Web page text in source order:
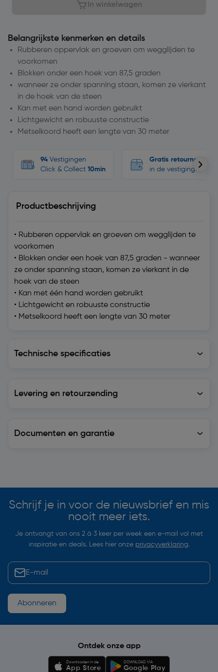
In winkelwagen
Belangrijkste kenmerken en details
Rubberen oppervlak en groeven om wegglijden te
voorkomen
Blokken onder een hoek van 87,5 graden
wanneer ze onder spanning staan, komen ze vierkant
in de hoek van de steen
Kan met een hand worden gebruikt
Lichtgewicht en robuuste constructie
Metselkoord heeft een lengte van 30 meter
94 Vestigingen
Click & Collect 10min
Gratis retourneren
in de vestigingen
Productbeschrijving
• Rubberen oppervlak en groeven om wegglijden te
voorkomen
• Blokken onder een hoek van 87,5 graden - wanneer
ze onder spanning staan, komen ze vierkant in de
hoek van de steen
• Kan met één hand worden gebruikt
• Lichtgewicht en robuuste constructie
• Metselkoord heeft een lengte van 30 meter
Technische specificaties
Levering en retourzending
Documenten en garantie
Schrijf je in voor de nieuwsbrief en mis
nooit meer iets.
Je ontvangt van ons 2 à 3 keer per week een e-mail vol met
inspiratie en deals. Lees hier onze privacyverklaring.
Abonneren
Ontdek onze app
Downloaden in de
App Store
DOWNLOAD VIA
Google Play